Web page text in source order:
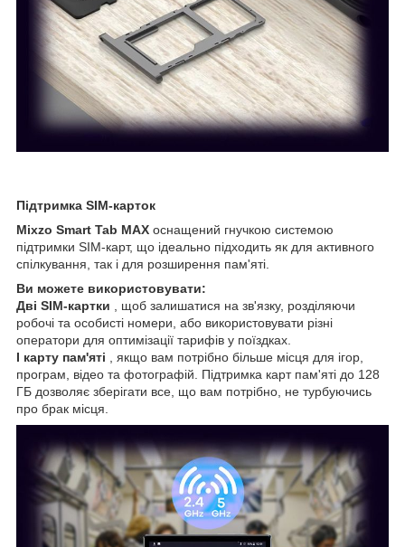
Підтримка SIM-карток
Mixzo Smart Tab MAX оснащений гнучкою системою
підтримки SIM-карт, що ідеально підходить як для активного
спілкування, так і для розширення пам'яті.
Ви можете використовувати:
Дві SIM-картки , щоб залишатися на зв'язку, розділяючи
робочі та особисті номери, або використовувати різні
оператори для оптимізації тарифів у поїздках.
І карту пам'яті , якщо вам потрібно більше місця для ігор,
програм, відео та фотографій. Підтримка карт пам'яті до 128
ГБ дозволяє зберігати все, що вам потрібно, не турбуючись
про брак місця.